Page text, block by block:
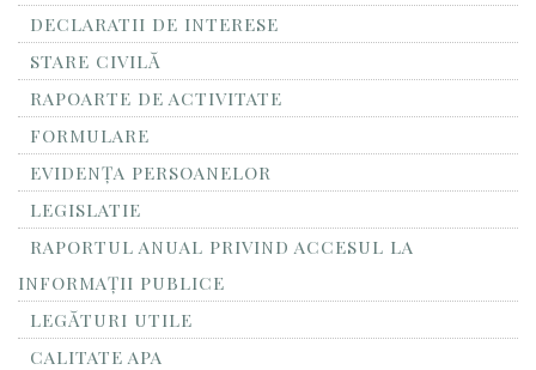
DECLARATII DE INTERESE
STARE CIVILĂ
RAPOARTE DE ACTIVITATE
FORMULARE
EVIDENȚA PERSOANELOR
LEGISLATIE
RAPORTUL ANUAL PRIVIND ACCESUL LA
INFORMAŢII PUBLICE
LEGĂTURI UTILE
CALITATE APA